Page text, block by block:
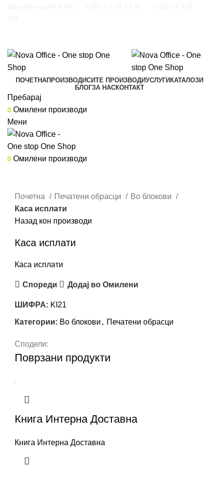
ПОЧЕТНАПРОИЗВОДИСИТЕ ПРОИЗВОДИУСЛУГИ КАТАЛОЗИ
БЛОГЗА НАСКОНТАКТ
Пребарај
0 Омилени производи
Мени
0 Омилени производи
Почетна
Печатени обрасци
Во блокови
Каса исплати
Назад кон производи
Каса исплати
Каса исплати
Спореди Додај во Омилени
ШИФРА: KI21
Категории: Во блокови , Печатени обрасци
Сподели:
Поврзани продукти
Книга Интерна Доставна
Книга Интерна Доставна